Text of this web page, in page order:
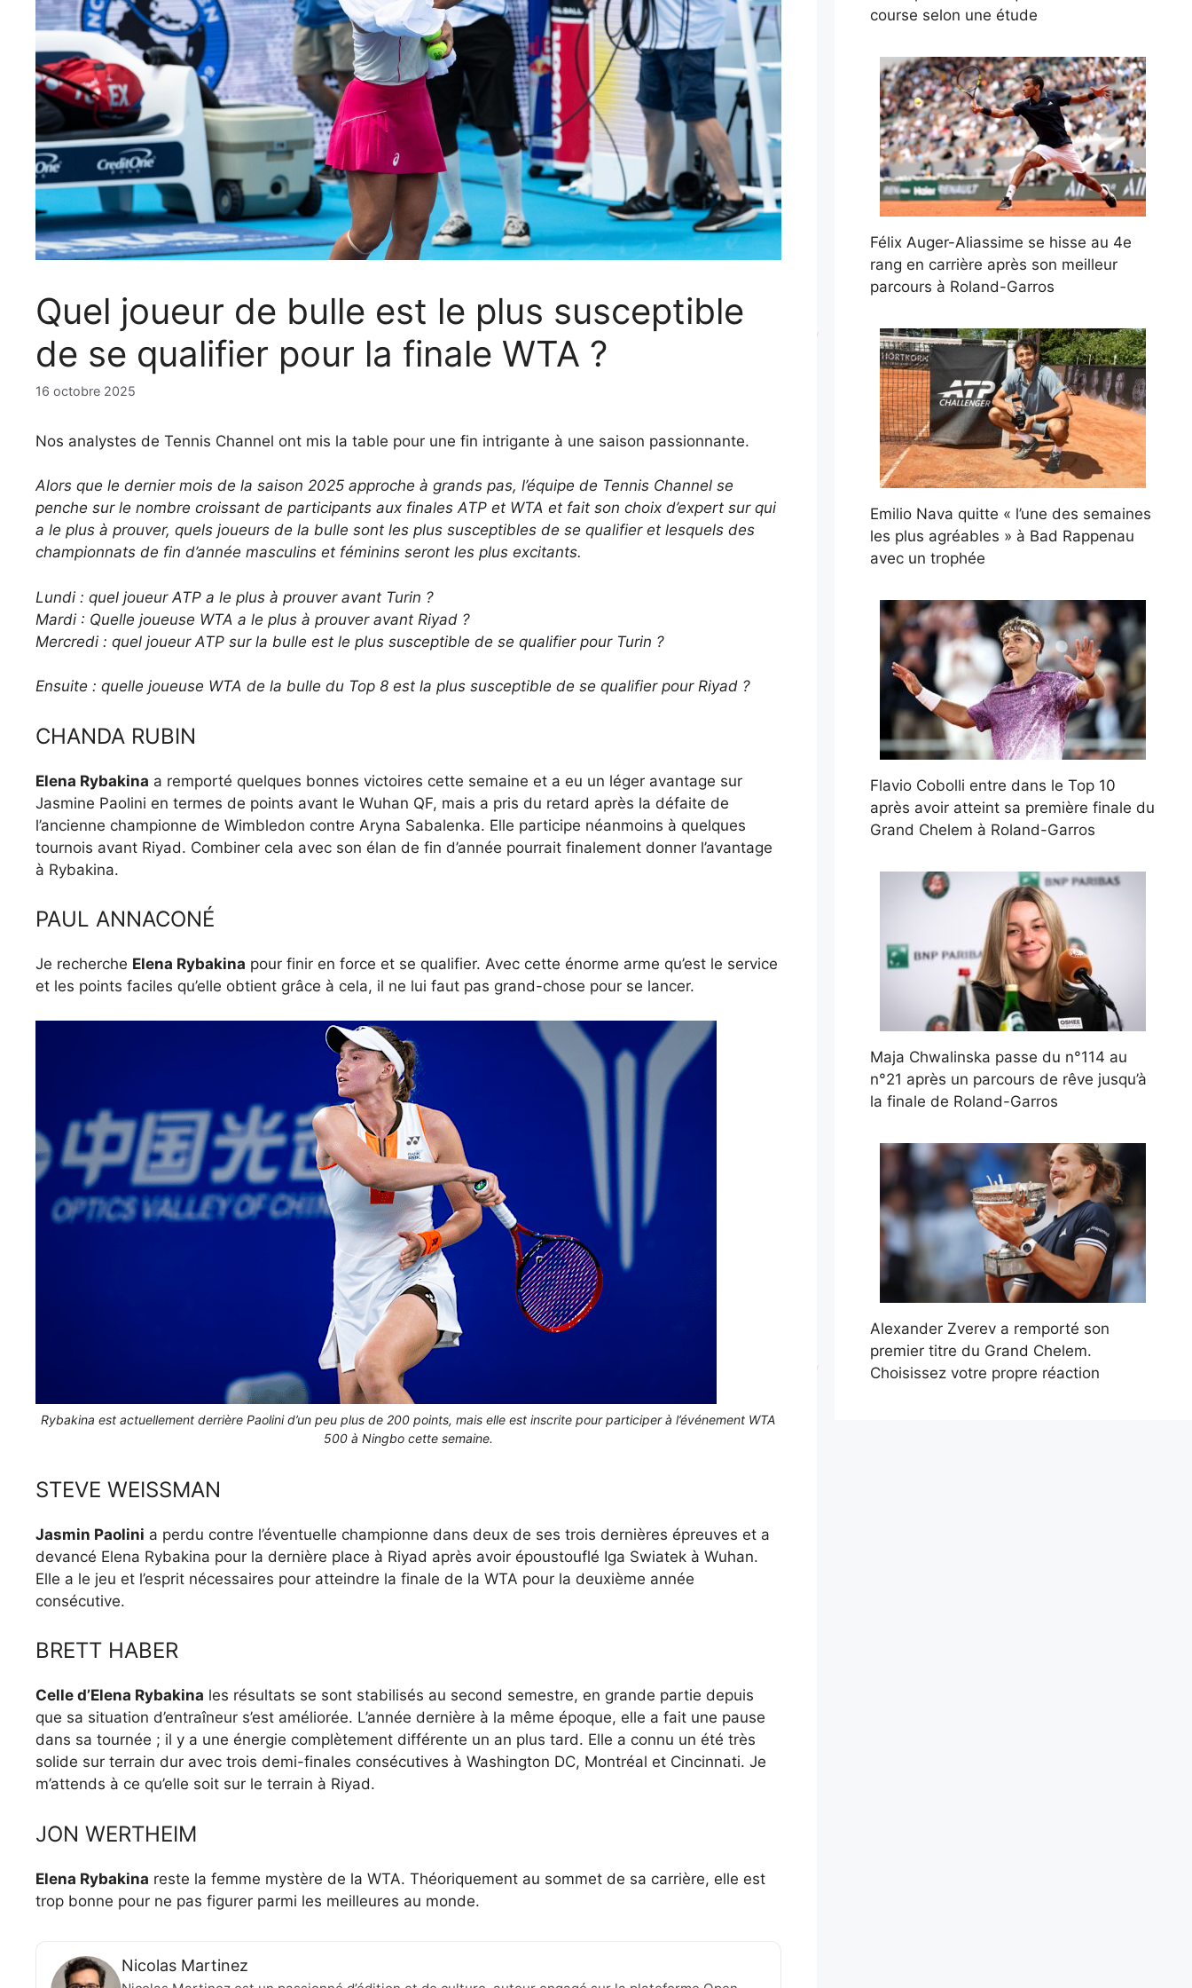
Quel joueur de bulle est le plus susceptible
de se qualifier pour la finale WTA ?
16 octobre 2025
Nos analystes de Tennis Channel ont mis la table pour une fin intrigante à une saison passionnante.
Alors que le dernier mois de la saison 2025 approche à grands pas, l’équipe de Tennis Channel se
penche sur le nombre croissant de participants aux finales ATP et WTA et fait son choix d’expert sur qui
a le plus à prouver, quels joueurs de la bulle sont les plus susceptibles de se qualifier et lesquels des
championnats de fin d’année masculins et féminins seront les plus excitants.
Lundi : quel joueur ATP a le plus à prouver avant Turin ?
Mardi : Quelle joueuse WTA a le plus à prouver avant Riyad ?
Mercredi : quel joueur ATP sur la bulle est le plus susceptible de se qualifier pour Turin ?
Ensuite : quelle joueuse WTA de la bulle du Top 8 est la plus susceptible de se qualifier pour Riyad ?
CHANDA RUBIN
Elena Rybakina a remporté quelques bonnes victoires cette semaine et a eu un léger avantage sur
Jasmine Paolini en termes de points avant le Wuhan QF, mais a pris du retard après la défaite de
l’ancienne championne de Wimbledon contre Aryna Sabalenka. Elle participe néanmoins à quelques
tournois avant Riyad. Combiner cela avec son élan de fin d’année pourrait finalement donner l’avantage
à Rybakina.
PAUL ANNACONÉ
Je recherche Elena Rybakina pour finir en force et se qualifier. Avec cette énorme arme qu’est le service
et les points faciles qu’elle obtient grâce à cela, il ne lui faut pas grand-chose pour se lancer.
Rybakina est actuellement derrière Paolini d’un peu plus de 200 points, mais elle est inscrite pour participer à l’événement WTA
500 à Ningbo cette semaine.
STEVE WEISSMAN
Jasmin Paolini a perdu contre l’éventuelle championne dans deux de ses trois dernières épreuves et a
devancé Elena Rybakina pour la dernière place à Riyad après avoir époustouflé Iga Swiatek à Wuhan.
Elle a le jeu et l’esprit nécessaires pour atteindre la finale de la WTA pour la deuxième année
consécutive.
BRETT HABER
Celle d’Elena Rybakina les résultats se sont stabilisés au second semestre, en grande partie depuis
que sa situation d’entraîneur s’est améliorée. L’année dernière à la même époque, elle a fait une pause
dans sa tournée ; il y a une énergie complètement différente un an plus tard. Elle a connu un été très
solide sur terrain dur avec trois demi-finales consécutives à Washington DC, Montréal et Cincinnati. Je
m’attends à ce qu’elle soit sur le terrain à Riyad.
JON WERTHEIM
Elena Rybakina reste la femme mystère de la WTA. Théoriquement au sommet de sa carrière, elle est
trop bonne pour ne pas figurer parmi les meilleures au monde.
Nicolas Martinez
course selon une étude
Félix Auger-Aliassime se hisse au 4e
rang en carrière après son meilleur
parcours à Roland-Garros
Emilio Nava quitte « l’une des semaines
les plus agréables » à Bad Rappenau
avec un trophée
Flavio Cobolli entre dans le Top 10
après avoir atteint sa première finale du
Grand Chelem à Roland-Garros
Maja Chwalinska passe du n°114 au
n°21 après un parcours de rêve jusqu’à
la finale de Roland-Garros
Alexander Zverev a remporté son
premier titre du Grand Chelem.
Choisissez votre propre réaction